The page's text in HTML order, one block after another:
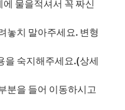
물을적셔서 꼭 짜신
놓치 말아주세요. 변형
을 숙지해주세요.(상세
분을 들어 이동하시고